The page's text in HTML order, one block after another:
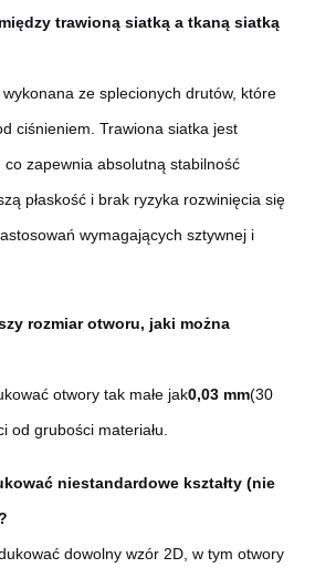
trawioną siatką a tkaną siatką
ze splecionych drutów, które
ciśnieniem. Trawiona siatka jest
zapewnia absolutną stabilność
płaskość i brak ryzyka rozwinięcia się
wymagających sztywnej i
rozmiar otworu, jaki można
otwory tak małe jak0,03 mm(30
od grubości materiału.
niestandardowe kształty (nie
dowolny wzór 2D, w tym otwory